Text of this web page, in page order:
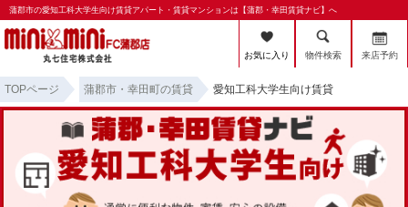
蒲郡市の愛知工科大学生向け賃貸アパート・賃貸マンションは【蒲郡・幸田賃貸ナビ】へ
お気に入り 物件検索 来店予約
TOPページ 蒲郡市・幸田町の賃貸 愛知工科大学生向け賃貸